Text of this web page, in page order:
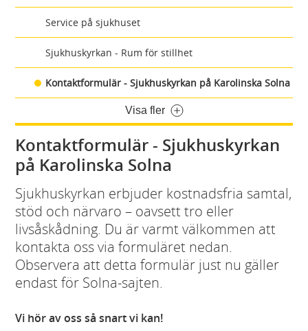
Service på sjukhuset
Sjukhuskyrkan - Rum för stillhet
Kontaktformulär - Sjukhuskyrkan på Karolinska Solna
Visa fler
Kontaktformulär - Sjukhuskyrkan
på Karolinska Solna
Sjukhuskyrkan erbjuder kostnadsfria samtal,
stöd och närvaro – oavsett tro eller
livsåskådning. Du är varmt välkommen att
kontakta oss via formuläret nedan.
Observera att detta formulär just nu gäller
endast för Solna-sajten.
Vi hör av oss så snart vi kan!